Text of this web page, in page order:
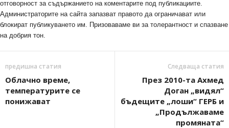
отговорност за съдържанието на коментарите под публикациите.
Администраторите на сайта запазват правото да ограничават или
блокират публикуването им. Призоваваме ви за толерантност и спазване
на добрия тон.
предишна статия
Облачно време,
температурите се
понижават
Следваща статия
През 2010-та Ахмед
Доган „видял“
бъдещите „лоши“ ГЕРБ и
„Продължаваме
промяната“